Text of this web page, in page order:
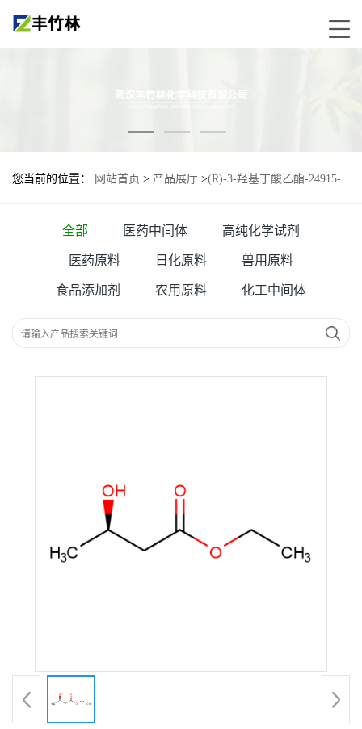
您当前的位置： 网站首页 > 产品展厅 >(R)-3-羟基丁酸乙酯-24915-
全部 医药中间体 高纯化学试剂
医药原料 日化原料 兽用原料
食品添加剂 农用原料 化工中间体